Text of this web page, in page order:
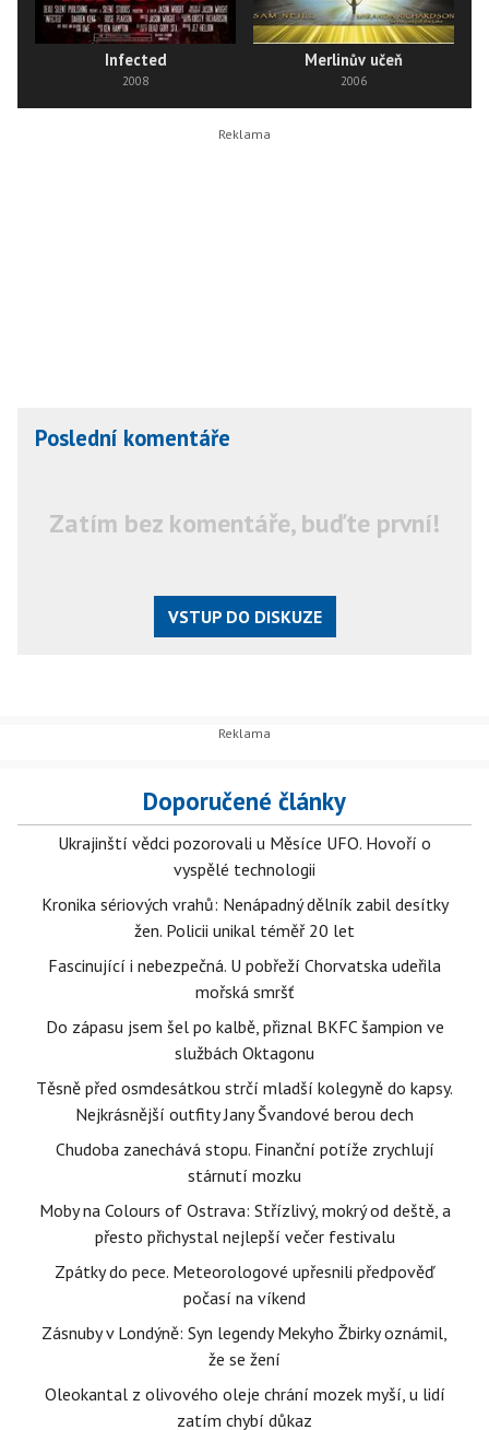
Infected
2008
Merlinův učeň
2006
Poslední komentáře
Zatím bez komentáře, buďte první!
VSTUP DO DISKUZE
Doporučené články
Ukrajinští vědci pozorovali u Měsíce UFO. Hovoří o
vyspělé technologii
Kronika sériových vrahů: Nenápadný dělník zabil desítky
žen. Policii unikal téměř 20 let
Fascinující i nebezpečná. U pobřeží Chorvatska udeřila
mořská smršť
Do zápasu jsem šel po kalbě, přiznal BKFC šampion ve
službách Oktagonu
Těsně před osmdesátkou strčí mladší kolegyně do kapsy.
Nejkrásnější outfity Jany Švandové berou dech
Chudoba zanechává stopu. Finanční potíže zrychlují
stárnutí mozku
Moby na Colours of Ostrava: Střízlivý, mokrý od deště, a
přesto přichystal nejlepší večer festivalu
Zpátky do pece. Meteorologové upřesnili předpověď
počasí na víkend
Zásnuby v Londýně: Syn legendy Mekyho Žbirky oznámil,
že se žení
Oleokantal z olivového oleje chrání mozek myší, u lidí
zatím chybí důkaz